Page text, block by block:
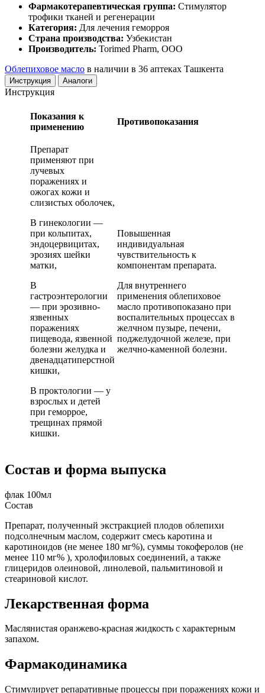
Фармакотерапевтическая группа: Стимулятор
трофики тканей и регенерации
Категория: Для лечения геморроя
Страна производства: Узбекистан
Производитель: Torimed Pharm, OOO
Облепиховое масло в наличии в 36 аптеках Ташкента
Инструкция Аналоги
Инструкция
Показания к
применению
Противопоказания
Препарат
применяют при
лучевых
поражениях и
ожогах кожи и
слизистых оболочек,
В гинекологии —
при кольпитах,
эндоцервицитах,
эрозиях шейки
матки,
В
гастроэнтерологии
— при эрозивно-
язвенных
поражениях
пищевода, язвенной
болезни желудка и
двенадцатиперстной
кишки,
В проктологии — у
взрослых и детей
при геморрое,
трещинах прямой
кишки.
Повышенная
индивидуальная
чувствительность к
компонентам препарата.
Для внутреннего
применения облепиховое
масло противопоказано при
воспалительных процессах в
желчном пузыре, печени,
поджелудочной железе, при
желчно-каменной болезни.
Состав и форма выпуска
флак 100мл
Состав
Препарат, полученный экстракцией плодов облепихи
подсолнечным маслом, содержит смесь каротина и
каротиноидов (не менее 180 мг%), суммы токоферолов (не
менее 110 мг% ), хролофиловых соединений, а также
глицеридов олеиновой, линолевой, пальмитиновой и
стеариновой кислот.
Лекарственная форма
Маслянистая оранжево-красная жидкость с характерным
запахом.
Фармакодинамика
Стимулирует репаративные процессы при поражениях кожи и